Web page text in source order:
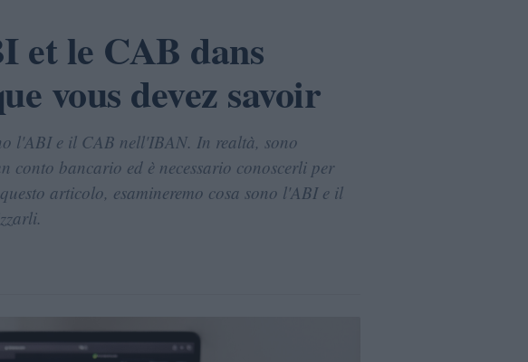
et le CAB dans
vous devez savoir
l'ABI e il CAB nell'IBAN. In realtà, sono
bancario ed è necessario conoscerli per
articolo, esamineremo cosa sono l'ABI e il